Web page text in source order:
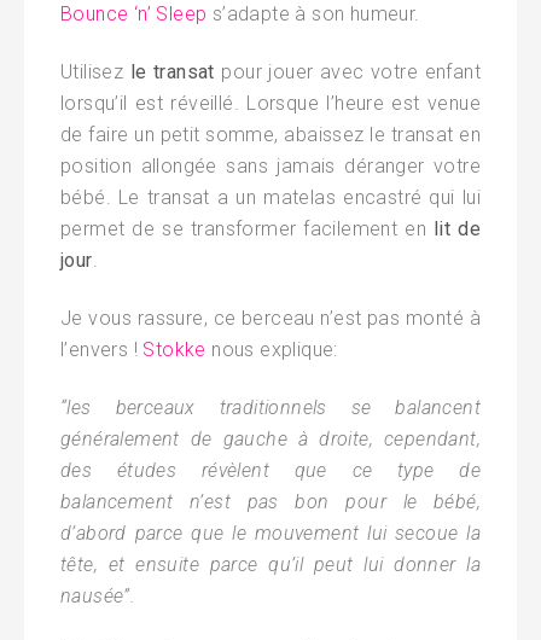
Bounce ‘n’ Sleep s’adapte à son humeur.
Utilisez le transat pour jouer avec votre enfant
lorsqu’il est réveillé. Lorsque l’heure est venue
de faire un petit somme, abaissez le transat en
position allongée sans jamais déranger votre
bébé. Le transat a un matelas encastré qui lui
permet de se transformer facilement en lit de
jour.
Je vous rassure, ce berceau n’est pas monté à
l’envers ! Stokke nous explique:
“les berceaux traditionnels se balancent
généralement de gauche à droite, cependant,
des études révèlent que ce type de
balancement n’est pas bon pour le bébé,
d’abord parce que le mouvement lui secoue la
tête, et ensuite parce qu’il peut lui donner la
nausée”.